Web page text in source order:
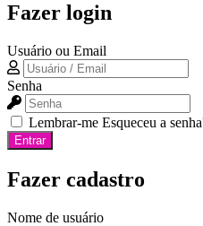
Fazer login
Usuário ou Email
Senha
Lembrar-me Esqueceu a
Entrar
Fazer cadastro
Nome de usuário